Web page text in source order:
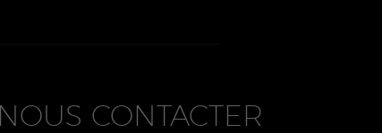
NOUS CONTACTER